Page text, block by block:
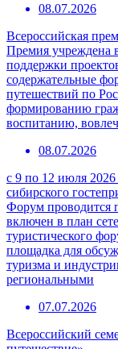
08.07.2026
Всероссийская
Премия учреждена
поддержки
содержательные
путешествий по
формированию
воспитанию,
08.07.2026
с 9 по 12 июля
сибирского
Форум проводится
включен в план
туристического
площадка для
туризма и
региональными
07.07.2026
Всероссийский